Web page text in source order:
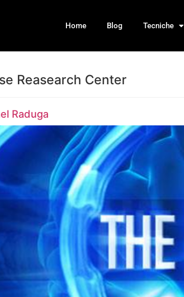
Home Blog Tecniche
Reasearch Center
Raduga